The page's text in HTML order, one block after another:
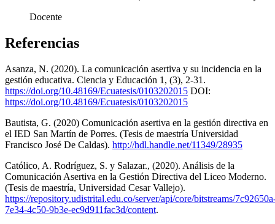
Docente
Referencias
Asanza, N. (2020). La comunicación asertiva y su incidencia en la
gestión educativa. Ciencia y Educación 1, (3), 2-31.
https://doi.org/10.48169/Ecuatesis/0103202015 DOI:
https://doi.org/10.48169/Ecuatesis/0103202015
Bautista, G. (2020) Comunicación asertiva en la gestión directiva en
el IED San Martín de Porres. (Tesis de maestría Universidad
Francisco José De Caldas). http://hdl.handle.net/11349/28935
Católico, A. Rodríguez, S. y Salazar., (2020). Análisis de la
Comunicación Asertiva en la Gestión Directiva del Liceo Moderno.
(Tesis de maestría, Universidad Cesar Vallejo).
https://repository.udistrital.edu.co/server/api/core/bitstreams/
7e34-4c50-9b3e-ec9d911fac3d/content.